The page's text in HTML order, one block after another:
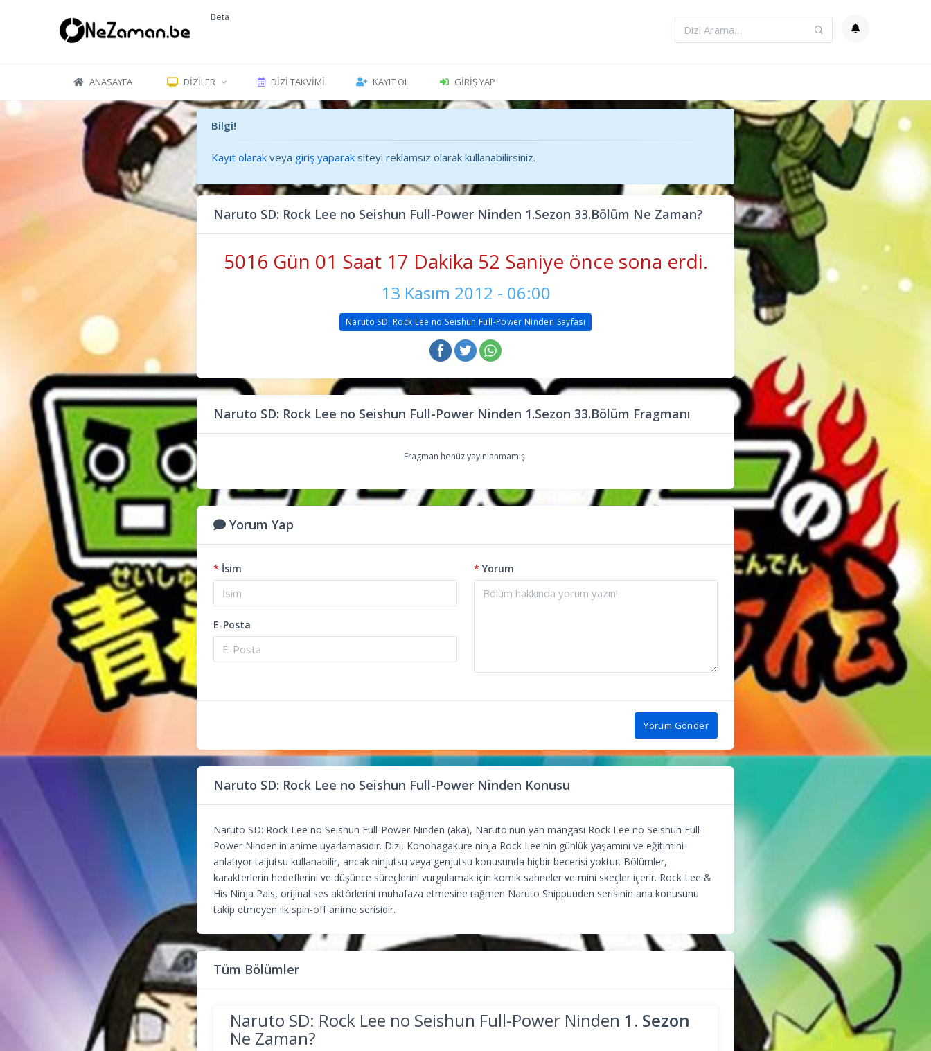
Beta
ANASAYFA DIZILER DIZI TAKVIMI KAYIT OL GIRIŞ YAP
Bilgi!
Kayıt olarak veya giriş yaparak siteyi reklamsız olarak kullanabilirsiniz.
Naruto SD: Rock Lee no Seishun Full-Power Ninden 1.Sezon 33.Bölüm Ne Zaman?
5016 Gün 01 Saat 17 Dakika 54 Saniye önce sona erdi.
13 Kasım 2012 - 06:00
Naruto SD: Rock Lee no Seishun Full-Power Ninden Sayfası
Naruto SD: Rock Lee no Seishun Full-Power Ninden 1.Sezon 33.Bölüm Fragmanı
Fragman henüz yayınlanmamış.
Yorum Yap
* İsim
E-Posta
* Yorum
Yorum Gönder
Naruto SD: Rock Lee no Seishun Full-Power Ninden Konusu
Naruto SD: Rock Lee no Seishun Full-Power Ninden (aka), Naruto'nun yan mangası Rock Lee no Seishun Full-
Power Ninden'in anime uyarlamasıdır. Dizi, Konohagakure ninja Rock Lee'nin günlük yaşamını ve eğitimini
anlatıyor taijutsu kullanabilir, ancak ninjutsu veya genjutsu konusunda hiçbir becerisi yoktur. Bölümler,
karakterlerin hedeflerini ve düşünce süreçlerini vurgulamak için komik sahneler ve mini skeçler içerir. Rock Lee &
His Ninja Pals, orijinal ses aktörlerini muhafaza etmesine rağmen Naruto Shippuuden serisinin ana konusunu
takip etmeyen ilk spin-off anime serisidir.
Tüm Bölümler
Naruto SD: Rock Lee no Seishun Full-Power Ninden 1. Sezon
Ne Zaman?